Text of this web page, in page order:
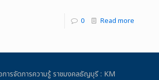
0 Read more
ารจัดการความรู้ ราชมงคลธัญบุรี : KM